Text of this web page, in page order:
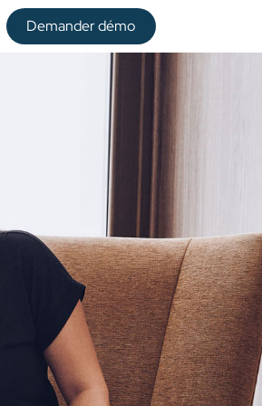
De​​mander démo